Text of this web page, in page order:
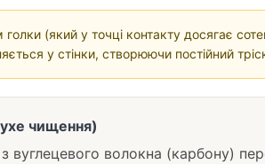
(який у точці контакту досягає
у стінки, створюючи постійний
чищення)
вуглецевого волокна (карбону)